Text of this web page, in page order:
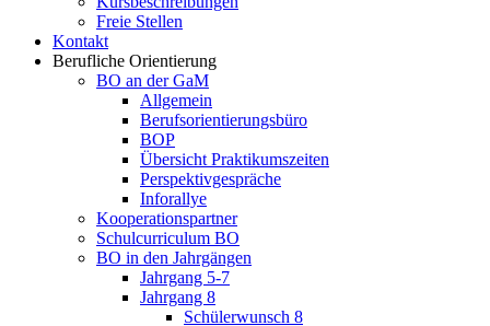
Freie Stellen
Kontakt
Berufliche Orientierung
BO an der GaM
Allgemein
Berufsorientierungsbüro
BOP
Übersicht Praktikumszeiten
Perspektivgespräche
Inforallye
Kooperationspartner
Schulcurriculum BO
BO in den Jahrgängen
Jahrgang 5-7
Jahrgang 8
Schülerwunsch 8